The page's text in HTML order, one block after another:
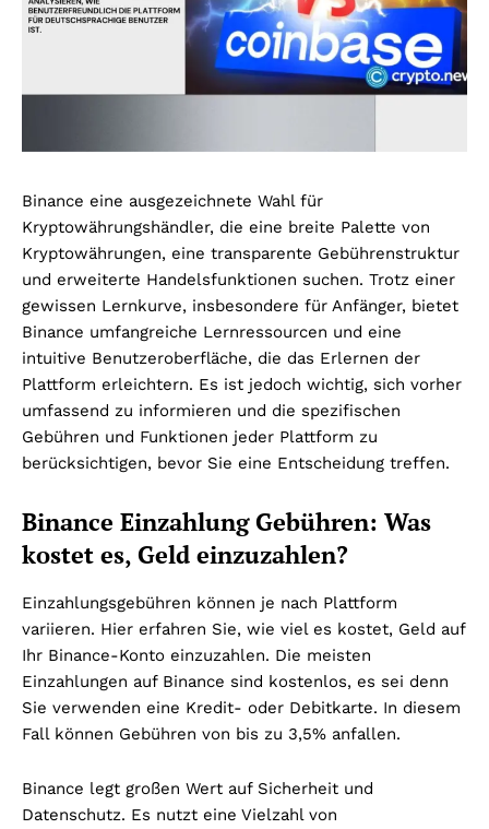
Binance eine ausgezeichnete Wahl für
Kryptowährungshändler, die eine breite Palette von
Kryptowährungen, eine transparente Gebührenstruktur
und erweiterte Handelsfunktionen suchen. Trotz einer
gewissen Lernkurve, insbesondere für Anfänger, bietet
Binance umfangreiche Lernressourcen und eine
intuitive Benutzeroberfläche, die das Erlernen der
Plattform erleichtern. Es ist jedoch wichtig, sich vorher
umfassend zu informieren und die spezifischen
Gebühren und Funktionen jeder Plattform zu
berücksichtigen, bevor Sie eine Entscheidung treffen.
Binance Einzahlung Gebühren: Was
kostet es, Geld einzuzahlen?
Einzahlungsgebühren können je nach Plattform
variieren. Hier erfahren Sie, wie viel es kostet, Geld auf
Ihr Binance-Konto einzuzahlen. Die meisten
Einzahlungen auf Binance sind kostenlos, es sei denn
Sie verwenden eine Kredit- oder Debitkarte. In diesem
Fall können Gebühren von bis zu 3,5% anfallen.
Binance legt großen Wert auf Sicherheit und
Datenschutz. Es nutzt eine Vielzahl von